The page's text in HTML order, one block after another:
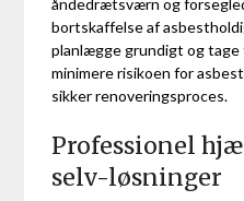
åndedrætsværn og
bortskaffelse af
planlægge grundigt og
minimere risikoen for
sikker renoveringsproces.
Professionel
selv-løsninger